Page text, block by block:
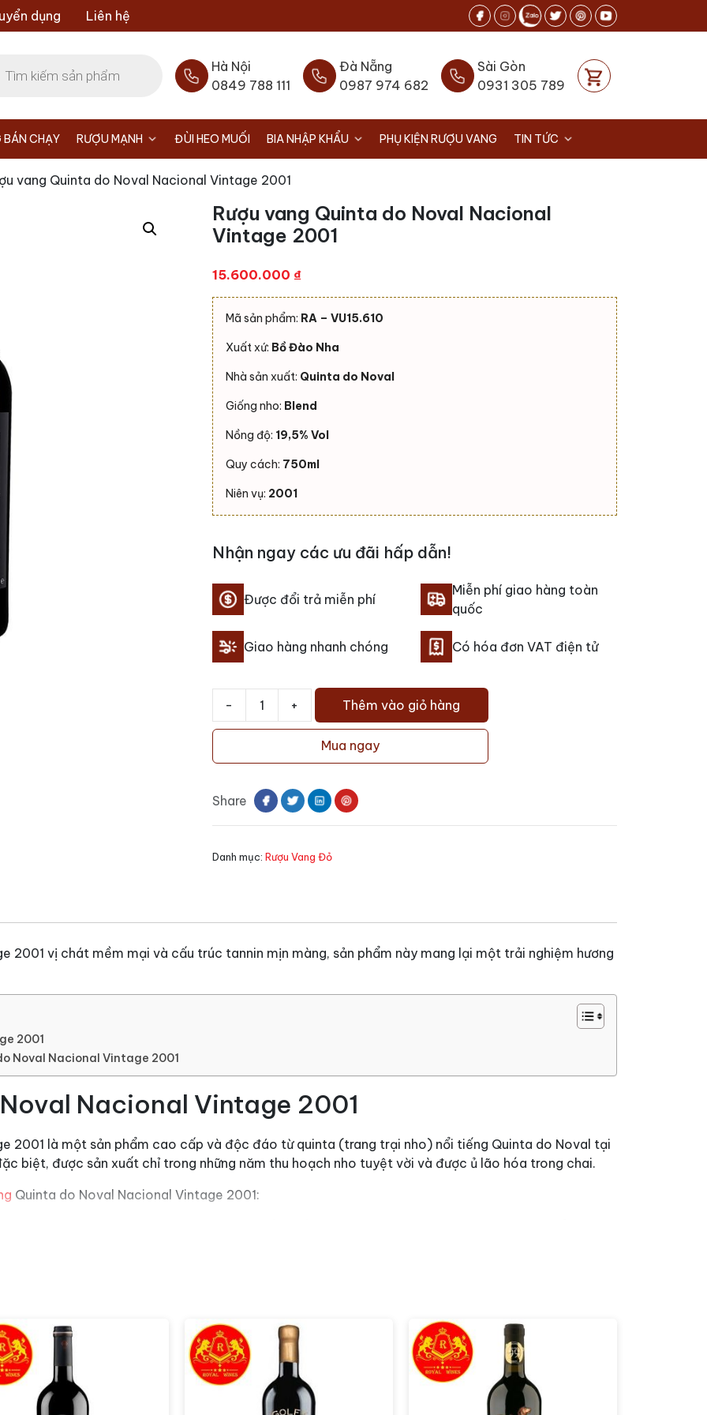
dụng Liên hệ
Hà Nội
0849 788 111
Đà Nẵng
0987 974 682
Sài Gòn
0931 305 789
BÁN CHẠY RƯỢU MẠNH ĐÙI HEO MUỐI BIA NHẬP KHẨU PHỤ KIỆN RƯỢU VANG TIN TỨC
vang Quinta do Noval Nacional Vintage 2001
Rượu vang Quinta do Noval Nacional
Vintage 2001
15.600.000 ₫
Mã sản phẩm: RA – VU15.610
Xuất xứ: Bồ Đào Nha
Nhà sản xuất: Quinta do Noval
Giống nho: Blend
Nồng độ: 19,5% Vol
Quy cách: 750ml
Niên vụ: 2001
Nhận ngay các ưu đãi hấp dẫn!
Được đổi trả miễn phí
Miễn phí giao hàng toàn
quốc
Giao hàng nhanh chóng Có hóa đơn VAT điện tử
-
vang
Nacional
Vintage
số
+ Thêm vào giỏ hàng
Mua ngay
Share
Danh mục: Rượu Vang Đỏ
2001 vị chát mềm mại và cấu trúc tannin mịn màng, sản phẩm này mang lại một trải nghiệm hương
2001
Noval Nacional Vintage 2001
Nacional Vintage 2001
2001 là một sản phẩm cao cấp và độc đáo từ quinta (trang trại nho) nổi tiếng Quinta do Noval tại
biệt, được sản xuất chỉ trong những năm thu hoạch nho tuyệt vời và được ủ lão hóa trong chai.
Quinta do Noval Nacional Vintage 2001:
từ vườn nho Nacional của quinta, nơi có các cây nho ungrafted (cây nho không ghép), tạo ra
tạp.
Vintage 2001 thường mang lại hương vị đậm đà của trái cây chín mọng như mâm xôi, cherry,
hương vị của vani, hạt tiêu đen và các loại gia vị phức tạp.
Port này thường cần thời gian lưu trữ trong chai để phát triển hương vị tốt nhất. Sau đó, nó có thể
thêm để phát triển hương vị với thời gian.